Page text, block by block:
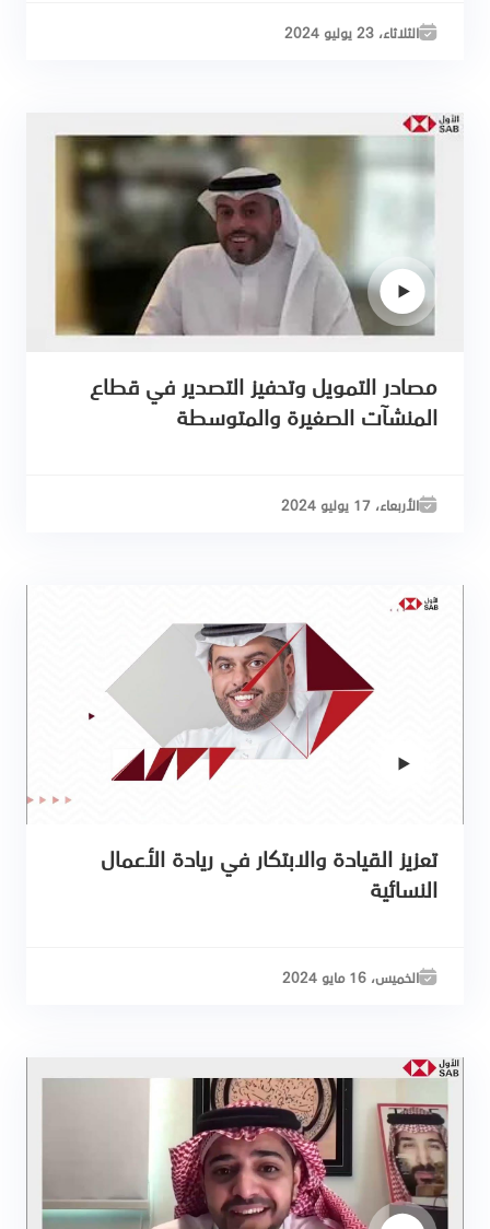
الثلاثاء، 23 يوليو 2024
مصادر التمويل وتحفيز التصدير في قطاع
المنشآت الصغيرة والمتوسطة
الأربعاء، 17 يوليو 2024
تعزيز القيادة والابتكار في ريادة الأعمال
النسائية
الخميس، 16 مايو 2024